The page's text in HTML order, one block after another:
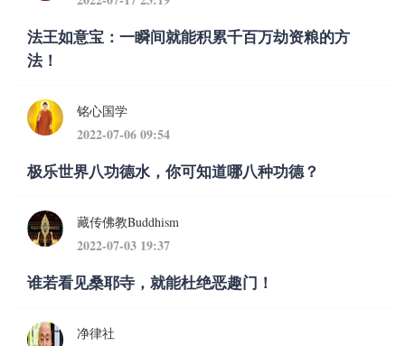
法王如意宝：一瞬间就能积累千百万劫资粮的方
法！
铭心国学
2022-07-06 09:54
极乐世界八功德水，你可知道哪八种功德？
藏传佛教Buddhism
2022-07-03 19:37
谁若看见桑耶寺，就能杜绝恶趣门！
净律社